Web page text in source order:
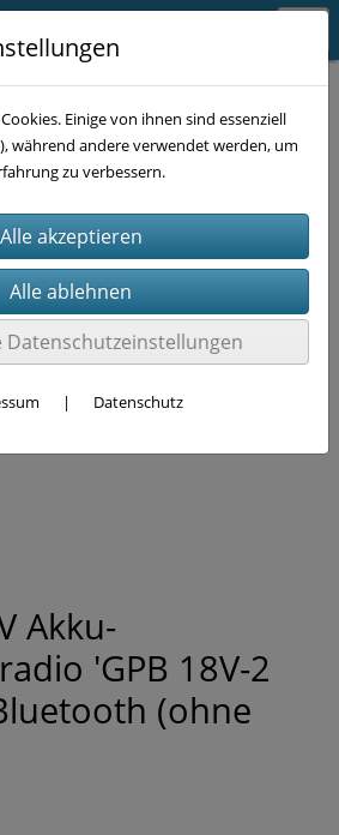
Akku-
'GPB 18V-2
(ohne
Einige von ihnen sind essenziell
während andere verwendet werden, um
zu verbessern.
Datenschutzeinstellungen
| Datenschutz